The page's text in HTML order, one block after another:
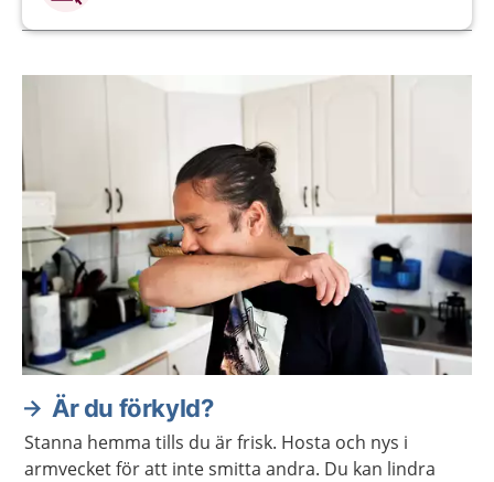
Är du förkyld?
Stanna hemma tills du är frisk. Hosta och nys i
armvecket för att inte smitta andra. Du kan lindra